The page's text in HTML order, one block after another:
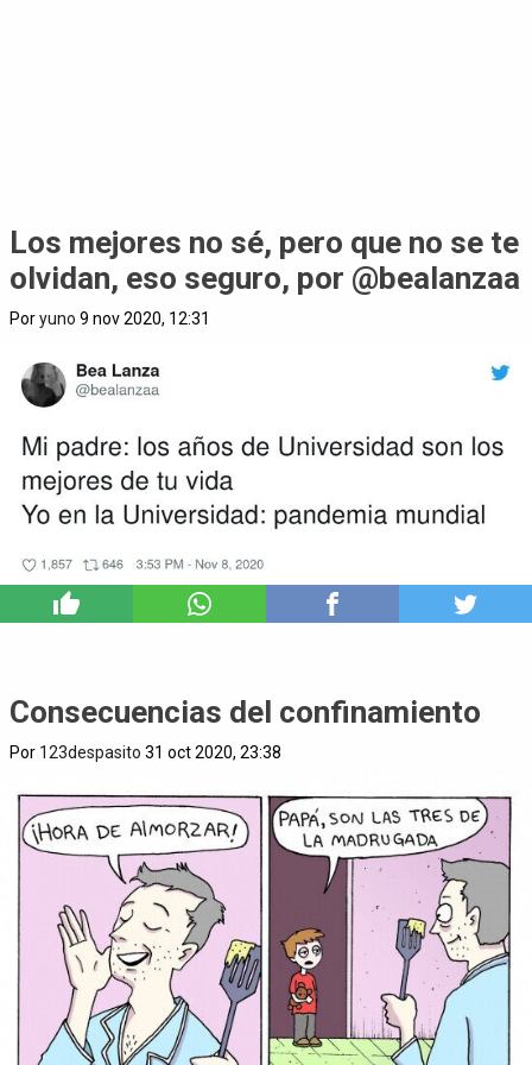
Los mejores no sé, pero que no se te
olvidan, eso seguro, por @bealanzaa
Poryuno 9 nov 2020, 12:31
Consecuencias del confinamiento
Por 123despasito 31 oct 2020, 23:38